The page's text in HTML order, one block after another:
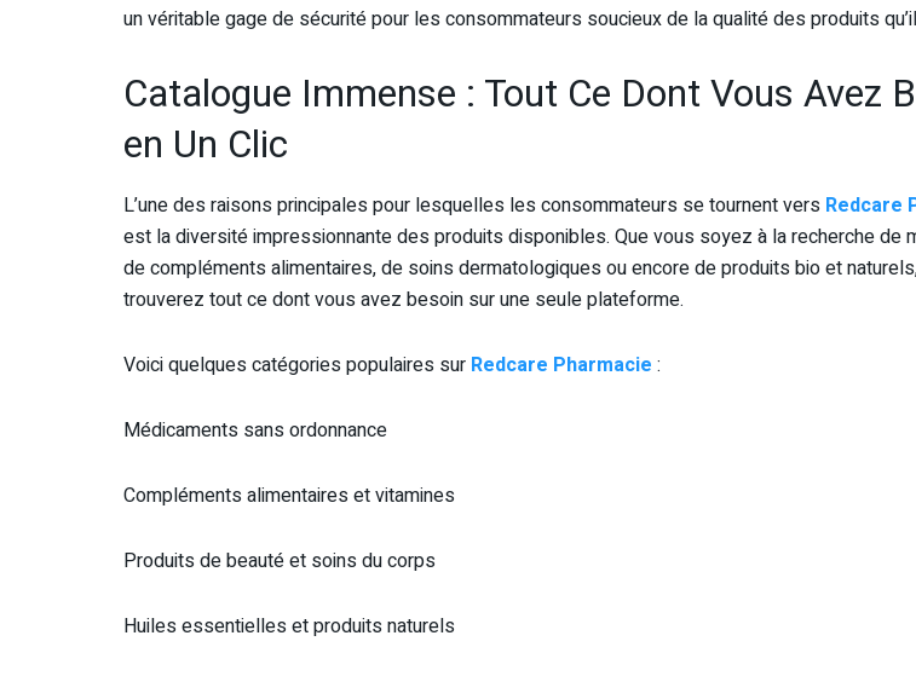
un véritable gage de sécurité pour les consommateurs soucieux de la qualité des produits
Catalogue Immense : Tout Ce Dont Vous Avez
en Un Clic
L’une des raisons principales pour lesquelles les consommateurs se tournent vers Redcare
est la diversité impressionnante des produits disponibles. Que vous soyez à la recherche de
de compléments alimentaires, de soins dermatologiques ou encore de produits bio et
trouverez tout ce dont vous avez besoin sur une seule plateforme.
Voici quelques catégories populaires sur Redcare Pharmacie :
Médicaments sans ordonnance
Compléments alimentaires et vitamines
Produits de beauté et soins du corps
Huiles essentielles et produits naturels